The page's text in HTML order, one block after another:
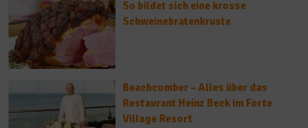
So bildet sich eine krosse
Schweinebratenkruste
Beachcomber – Alles über das
Restaurant Heinz Beck im Forte
Village Resort